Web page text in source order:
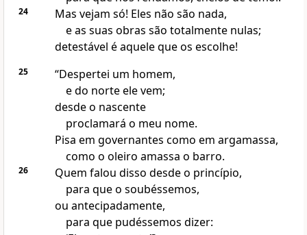
24
Mas vejam só! Eles não são nada,
e as suas obras são totalmente nulas;
detestável é aquele que os escolhe!
25
“Despertei um homem,
e do norte ele vem;
desde o nascente
proclamará o meu nome.
Pisa em governantes como em argamassa,
como o oleiro amassa o barro.
26
Quem falou disso desde o princípio,
para que o soubéssemos,
ou antecipadamente,
para que pudéssemos dizer: